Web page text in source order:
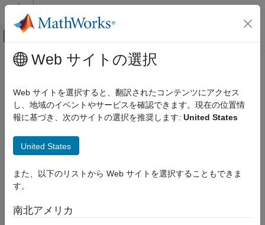
コンテンツへスキップ
オフキャンバス ナビゲーション メ
ドキュメンテーションのホーム
Symbolic Math Toolbox
グラフィックス
animationToFrame
構文
説明
入力引数
メインコンテンツ
animationToFrame
フレームの構造体をアニメーション オブジェクトから返す
構文
frames = animationToFrame(fig)
frames = animationToFrame(
説明
Web サイトの選択
Web サイトを選択すると、翻訳されたコンテンツにアクセス
し、地域のイベントやサービスを確認できます。現在の位置情
報に基づき、次のサイトの選択を推奨します: United States
United States
また、以下のリストから Web サイトを選択することもできま
す。
南北アメリカ